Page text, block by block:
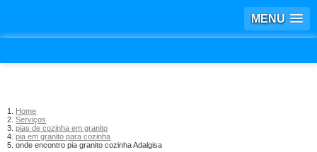
MENU
Home
Serviços
pias de cozinha em granito
pia em granito para cozinha
onde encontro pia granito cozinha Adalgisa